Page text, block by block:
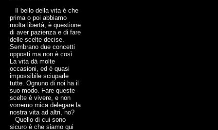
Il bello della vita è che
prima o poi abbiamo
molta libertà, è questione
di aver pazienza e di fare
delle scelte decise.
Sembrano due concetti
opposti ma non è così.
La vita dà molte
occasioni, ed è quasi
impossibile sciuparle
tutte. Ognuno di noi ha il
suo modo. Fare queste
scelte è vivere, e non
vorremo mica delegare la
nostra vita ad altri, no?
Quello di cui sono
sicuro è che siamo qui